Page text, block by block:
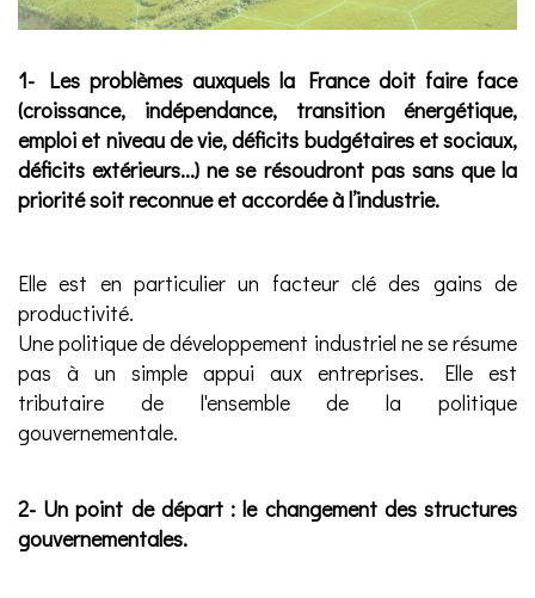
1- Les problèmes auxquels la France doit faire face
(croissance, indépendance, transition énergétique,
emploi et niveau de vie, déficits budgétaires et sociaux,
déficits extérieurs...) ne se résoudront pas sans que la
priorité soit reconnue et accordée à l’industrie.
Elle est en particulier un facteur clé des gains de
productivité.
Une politique de développement industriel ne se résume
pas à un simple appui aux entreprises. Elle est
tributaire de l'ensemble de la politique
gouvernementale.
2- Un point de départ : le changement des structures
gouvernementales.